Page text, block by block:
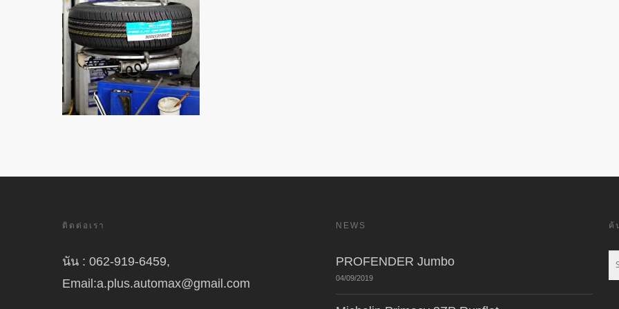
ติดต่อเรา
นัน : 062-919-6459,
Email:a.plus.automax@gmail.com
NEWS
PROFENDER Jumbo
04/09/2019
ค้